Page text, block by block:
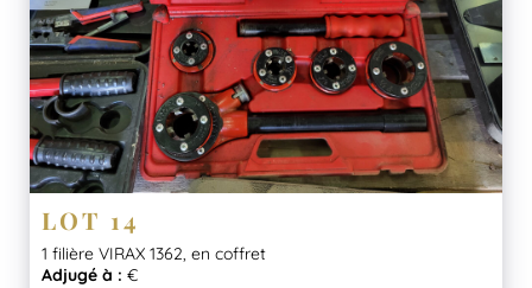
LOT 14
1 filière VIRAX 1362, en coffret
Adjugé à : €